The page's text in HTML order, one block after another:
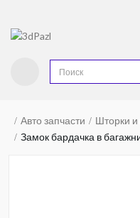
Авто запчасти
Шторки и
Замок бардачка в